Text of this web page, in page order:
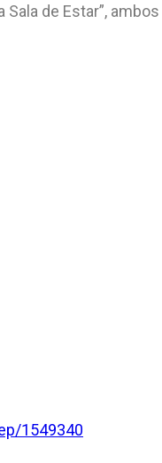
de Estar”,
1549340